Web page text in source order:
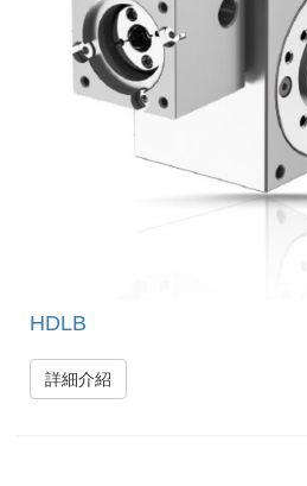
HDLB
詳細介紹